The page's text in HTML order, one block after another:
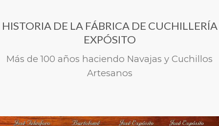
HISTORIA DE LA FÁBRICA DE CUCHILLERÍA
EXPÓSITO
Más de 100 años haciendo Navajas y Cuchillos
Artesanos